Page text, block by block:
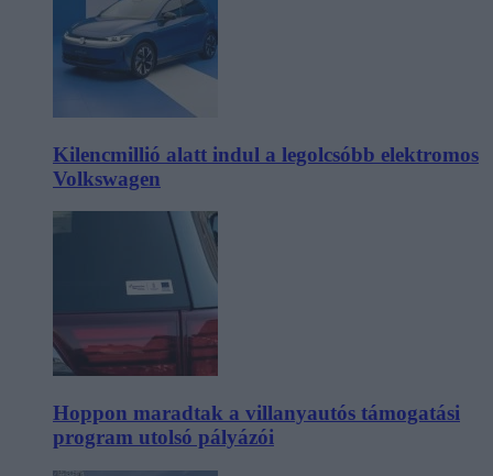
Kilencmillió alatt indul a legolcsóbb elektromos
Volkswagen
Hoppon maradtak a villanyautós támogatási
program utolsó pályázói